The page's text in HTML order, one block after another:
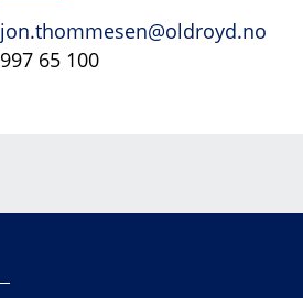
jon.thommesen@oldroyd.no
997 65 100